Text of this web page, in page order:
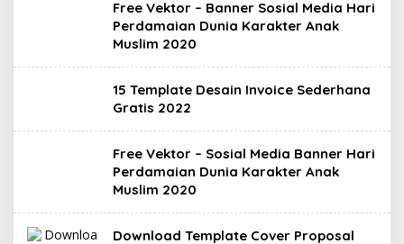
Free Vektor – Banner Sosial Media Hari
Perdamaian Dunia Karakter Anak
Muslim 2020
15 Template Desain Invoice Sederhana
Gratis 2022
Free Vektor – Sosial Media Banner Hari
Perdamaian Dunia Karakter Anak
Muslim 2020
Download Template Cover Proposal